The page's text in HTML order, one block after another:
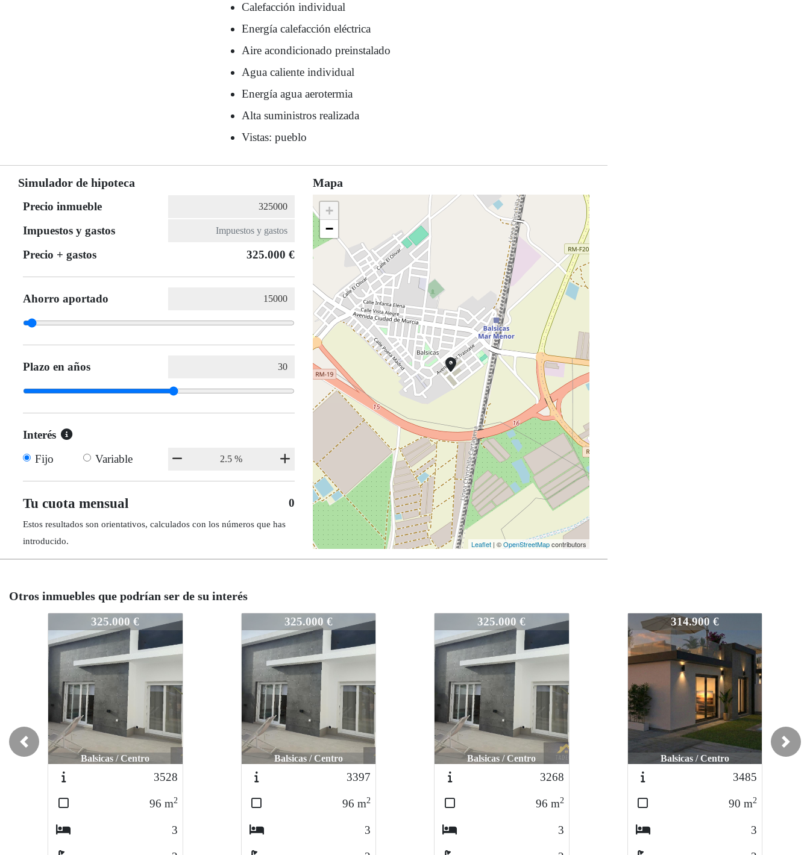
Calefacción individual
Energía calefacción eléctrica
Aire acondicionado preinstalado
Agua caliente individual
Energía agua aerotermia
Alta suministros realizada
Vistas: pueblo
Simulador de hipoteca
Precio inmueble
Impuestos y gastos
Precio + gastos
325.000 €
Ahorro aportado
Plazo en años
Interés
Fijo
Variable
Tu cuota mensual 0
Estos resultados son orientativos, calculados con los números que has
introducido.
Mapa
+
−
Leaflet | ©OpenStreetMapcontributors
Otros inmuebles que podrían ser de su interés
325.000 €
Balsicas / Centro
3397
96 m2
3
325.000 €
Balsicas / Centro
3268
96 m2
3
314.900 €
Balsicas / Centro
3485
90 m2
3
3112 325.000 €
Balsicas / Centro
3528
96 m2
3
Previous Next